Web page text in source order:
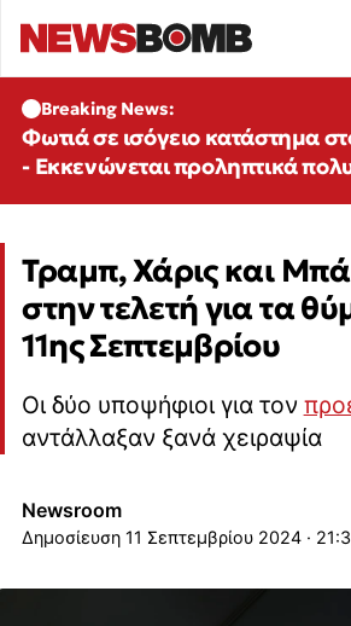
Breaking News:
Φωτιά σε ισόγειο κατάστημα
- Εκκενώνεται προληπτικά
Τραμπ, Χάρις και
στην τελετή για τα
11ης Σεπτεμβρίου
Οι δύο υποψήφιοι για τον
αντάλλαξαν ξανά χειραψία
Newsroom
11 Σεπτεμβρίου 2024 ·